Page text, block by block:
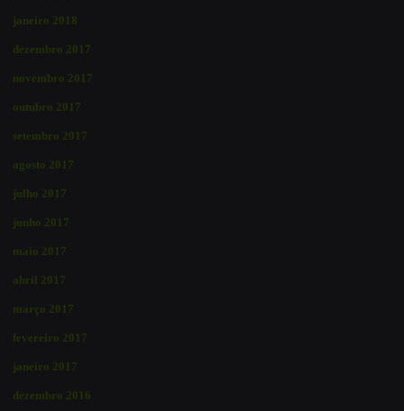
janeiro 2018
dezembro 2017
novembro 2017
outubro 2017
setembro 2017
agosto 2017
julho 2017
junho 2017
maio 2017
abril 2017
março 2017
fevereiro 2017
janeiro 2017
dezembro 2016